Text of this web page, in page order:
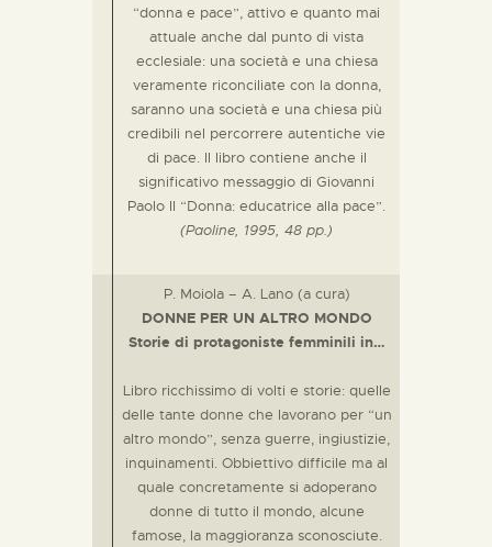
“donna e pace”, attivo e quanto mai
attuale anche dal punto di vista
ecclesiale: una società e una chiesa
veramente riconciliate con la donna,
saranno una società e una chiesa più
credibili nel percorrere autentiche vie
di pace. Il libro contiene anche il
significativo messaggio di Giovanni
Paolo II “Donna: educatrice alla pace”.
(Paoline, 1995, 48 pp.)
P. Moiola – A. Lano (a cura)
DONNE PER UN ALTRO MONDO
Storie di protagoniste femminili in…
Libro ricchissimo di volti e storie: quelle
delle tante donne che lavorano per “un
altro mondo”, senza guerre, ingiustizie,
inquinamenti. Obbiettivo difficile ma al
quale concretamente si adoperano
donne di tutto il mondo, alcune
famose, la maggioranza sconosciute.